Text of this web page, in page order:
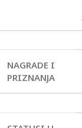
NAGRADE I
PRIZNANJA